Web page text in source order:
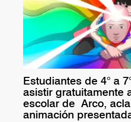
Estudiantes de 4° a
asistir gratuitamente
escolar de Arco,
animación